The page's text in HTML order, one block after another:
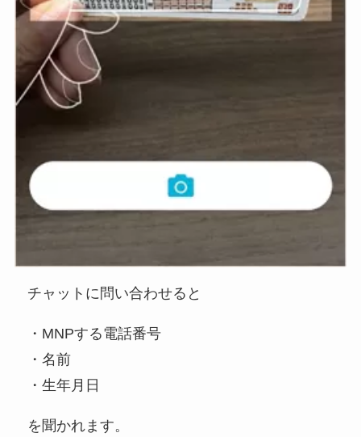
チャットに問い合わせると
・MNPする電話番号
・名前
・生年月日
を聞かれます。